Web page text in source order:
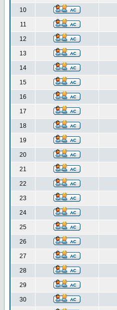
10
11
12
13
14
15
16
17
18
19
20
21
22
23
24
25
26
27
28
29
30